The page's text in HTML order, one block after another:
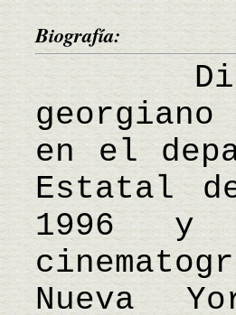
Biografía:
en el
Estatal
1996 y
Nueva